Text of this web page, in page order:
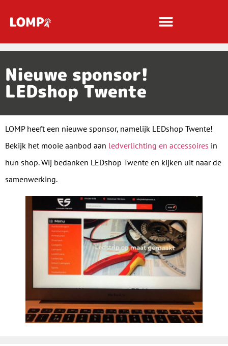
Nieuwe sponsor!
LEDshop Twente
LOMP heeft een nieuwe sponsor, namelijk LEDshop Twente!
Bekijk het mooie aanbod aan ledverlichting en accessoires in
hun shop. Wij bedanken LEDshop Twente en kijken uit naar de
samenwerking.